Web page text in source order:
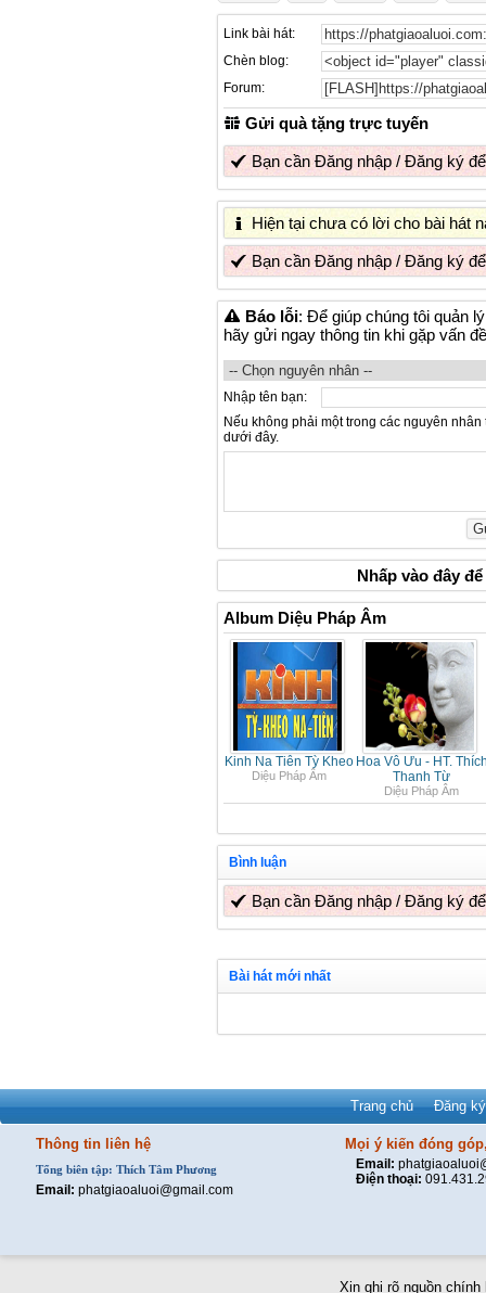
Link bài hát:
Chèn blog:
Forum:
Gửi quà tặng trực tuyến
Bạn cần Đăng nhập/Đăng ký
Hiện tại chưa có lời cho bài hát
Bạn cần Đăng nhập/Đăng ký
Báo lỗi: Để giúp chúng tôi quản
hãy gửi ngay thông tin khi gặp vấn
Nhập tên bạn:
Nếu không phải một trong các nguyên
dưới đây.
Nhấp vàođâyđể
Album Diệu Pháp Âm
Kinh Na Tiên Tỳ Kheo
Diệu Pháp Âm
Hoa Vô Ưu - HT.
Thanh Từ
Diệu Pháp Âm
Bình luận
Bạn cần Đăng nhập/Đăng ký
Bài hát mới nhất
Trang chủ Đăng
Thông tin liên hệ
Tổng biên tập: Thích Tâm Phương
Email: phatgiaoaluoi@gmail.com
Mọi ý kiến đóng
Email:
Điện thoại:
Xin ghi rõ nguồn